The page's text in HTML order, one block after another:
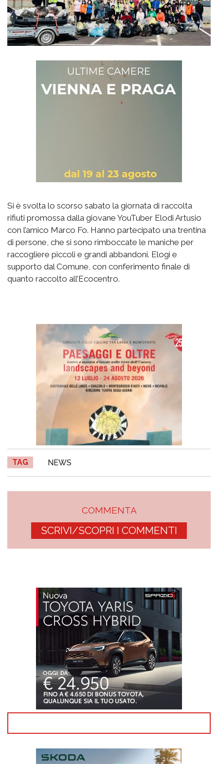
Si è svolta lo scorso sabato la giornata di raccolta
rifiuti promossa dalla giovane YouTuber Elodi Artusio
con l’amico Marco Fo. Hanno partecipato una trentina
di persone, che si sono rimboccate le maniche per
raccogliere piccoli e grandi abbandoni. Elogi e
supporto dal Comune, con conferimento finale di
quanto raccolto all’Ecocentro.
TAG NEWS
COMMENTA
SCRIVI/SCOPRI I COMMENTI